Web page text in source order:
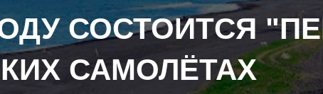
СОСТОИТСЯ
САМОЛЁТАХ